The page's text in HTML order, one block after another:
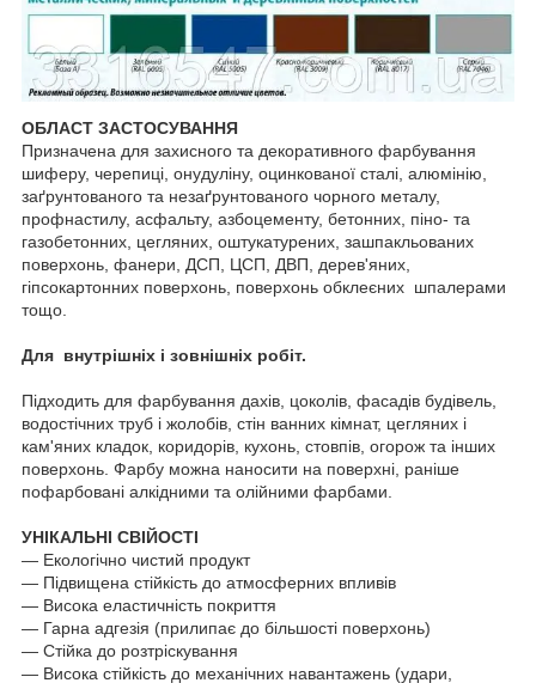
ОБЛАСТ ЗАСТОСУВАННЯ
Призначена для захисного та декоративного фарбування
шиферу, черепиці, онудуліну, оцинкованої сталі, алюмінію,
заґрунтованого та незаґрунтованого чорного металу,
профнастилу, асфальту, азбоцементу, бетонних, піно- та
газобетонних, цегляних, оштукатурених, зашпакльованих
поверхонь, фанери, ДСП, ЦСП, ДВП, дерев'яних,
гіпсокартонних поверхонь, поверхонь обклеєних шпалерами
тощо.
Для внутрішніх і зовнішніх робіт.
Підходить для фарбування дахів, цоколів, фасадів будівель,
водостічних труб і жолобів, стін ванних кімнат, цегляних і
кам'яних кладок, коридорів, кухонь, стовпів, огорож та інших
поверхонь. Фарбу можна наносити на поверхні, раніше
пофарбовані алкідними та олійними фарбами.
УНІКАЛЬНІ СВІЙОСТІ
— Екологічно чистий продукт
― Підвищена стійкість до атмосферних впливів
— Висока еластичність покриття
― Гарна адгезія (прилипає до більшості поверхонь)
― Стійка до розтріскування
― Висока стійкість до механічних навантажень (удари,